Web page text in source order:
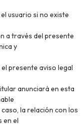
usuario si no existe
a través del presente
y
presente aviso legal
anunciará en esta
la relación con los
en el